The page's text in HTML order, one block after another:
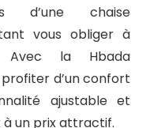
d’une chaise
vous obliger à
Avec la Hbada
profiter d’un confort
ajustable et
à un prix attractif.